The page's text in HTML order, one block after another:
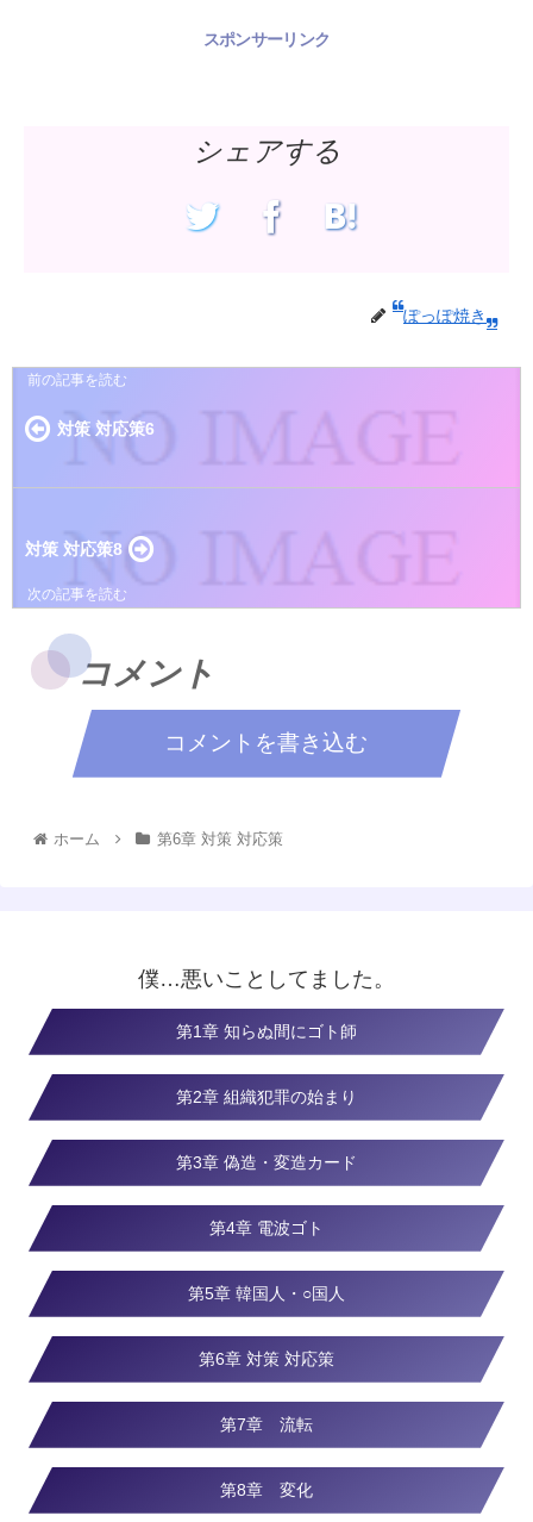
スポンサーリンク
シェアする
ぽっぽ焼き
対策 対応策6
対策 対応策8
コメント
コメントを書き込む
ホーム 第6章 対策 対応策
僕…悪いことしてました。
第1章 知らぬ間にゴト師
第2章 組織犯罪の始まり
第3章 偽造・変造カード
第4章 電波ゴト
第5章 韓国人・○国人
第6章 対策 対応策
第7章 流転
第8章 変化